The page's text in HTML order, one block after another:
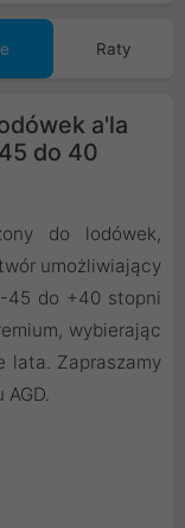
Raty
a'la
do 40
do lodówek,
umożliwiający
45 do +40 stopni
wybierając
lata. Zapraszamy